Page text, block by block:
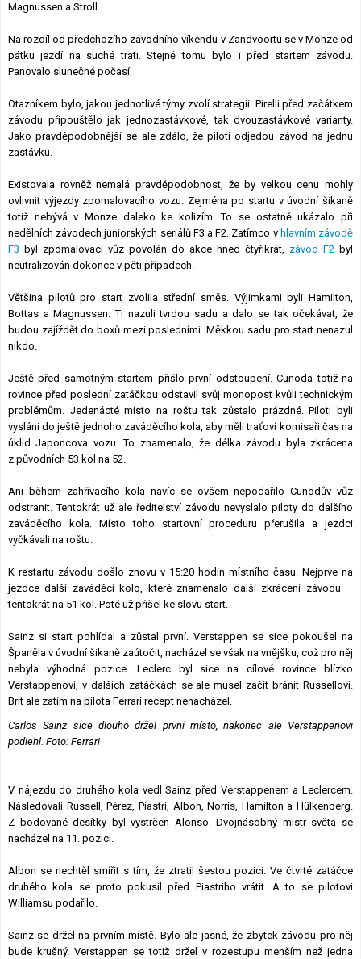
Magnussen a Stroll.
Na rozdíl od předchozího závodního víkendu v Zandvoortu se v Monze od
pátku jezdí na suché trati. Stejně tomu bylo i před startem závodu.
Panovalo slunečné počasí.
Otazníkem bylo, jakou jednotlivé týmy zvolí strategii. Pirelli před začátkem
závodu připouštělo jak jednozastávkové, tak dvouzastávkové varianty.
Jako pravděpodobnější se ale zdálo, že piloti odjedou závod na jednu
zastávku.
Existovala rovněž nemalá pravděpodobnost, že by velkou cenu mohly
ovlivnit výjezdy zpomalovacího vozu. Zejména po startu v úvodní šikaně
totiž nebývá v Monze daleko ke kolizím. To se ostatně ukázalo při
nedělních závodech juniorských seriálů F3 a F2. Zatímco v hlavním závodě
F3 byl zpomalovací vůz povolán do akce hned čtyřikrát, závod F2 byl
neutralizován dokonce v pěti případech.
Většina pilotů pro start zvolila střední směs. Výjimkami byli Hamilton,
Bottas a Magnussen. Ti nazuli tvrdou sadu a dalo se tak očekávat, že
budou zajíždět do boxů mezi posledními. Měkkou sadu pro start nenazul
nikdo.
Ještě před samotným startem přišlo první odstoupení. Cunoda totiž na
rovince před poslední zatáčkou odstavil svůj monopost kvůli technickým
problémům. Jedenácté místo na roštu tak zůstalo prázdné. Piloti byli
vysláni do ještě jednoho zaváděcího kola, aby měli traťoví komisaři čas na
úklid Japoncova vozu. To znamenalo, že délka závodu byla zkrácena
z původních 53 kol na 52.
Ani během zahřívacího kola navíc se ovšem nepodařilo Cunodův vůz
odstranit. Tentokrát už ale ředitelství závodu nevyslalo piloty do dalšího
zaváděcího kola. Místo toho startovní proceduru přerušila a jezdci
vyčkávali na roštu.
K restartu závodu došlo znovu v 15:20 hodin místního času. Nejprve na
jezdce další zaváděcí kolo, které znamenalo další zkrácení závodu –
tentokrát na 51 kol. Poté už přišel ke slovu start.
Sainz si start pohlídal a zůstal první. Verstappen se sice pokoušel na
Španěla v úvodní šikaně zaútočit, nacházel se však na vnějšku, což pro něj
nebyla výhodná pozice. Leclerc byl sice na cílové rovince blízko
Verstappenovi, v dalších zatáčkách se ale musel začít bránit Russellovi.
Brit ale zatím na pilota Ferrari recept nenacházel.
Carlos Sainz sice dlouho držel první místo, nakonec ale Verstappenovi
podlehl. Foto: Ferrari
V nájezdu do druhého kola vedl Sainz před Verstappenem a Leclercem.
Následovali Russell, Pérez, Piastri, Albon, Norris, Hamilton a Hülkenberg.
Z bodované desítky byl vystrčen Alonso. Dvojnásobný mistr světa se
nacházel na 11. pozici.
Albon se nechtěl smířit s tím, že ztratil šestou pozici. Ve čtvrté zatáčce
druhého kola se proto pokusil před Piastriho vrátit. A to se pilotovi
Williamsu podařilo.
Sainz se držel na prvním místě. Bylo ale jasné, že zbytek závodu pro něj
bude krušný. Verstappen se totiž držel v rozestupu menším než jedna